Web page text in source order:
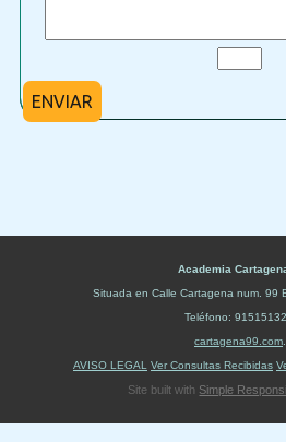
ENVIAR
Academia
Situada en Calle Cartagena num. 99
Teléfono:
cartagena99.com
AVISO LEGAL
Ver Consultas Recibidas
Site built with Simple